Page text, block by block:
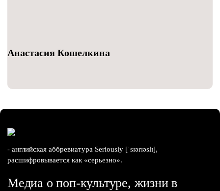
Анастасия Кошелкина
- английская аббревиатура Seriously [ˈsɪərɪəslɪ],
расшифровывается как «серьезно».
Медиа о поп-культуре, жизни в